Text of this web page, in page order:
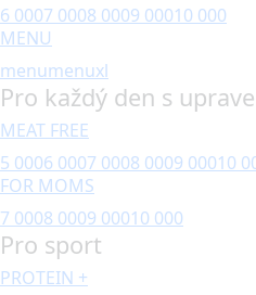
6 0007 0008 0009 00010 000
MENU
menumenuxl
Pro každý den s
MEAT FREE
5 0006 0007 0008 0009 00010
FOR MOMS
7 0008 0009 00010 000
Pro sport
PROTEIN +